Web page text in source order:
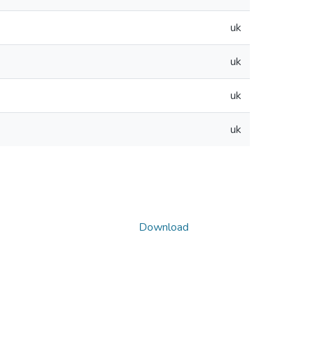
uk
uk
uk
uk
Download